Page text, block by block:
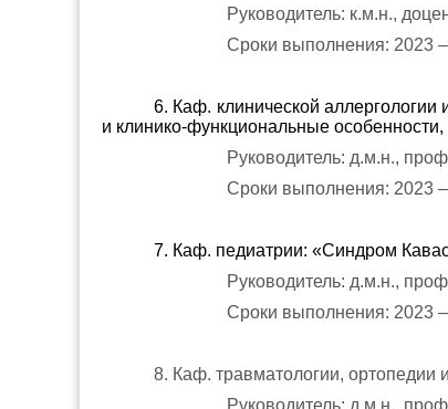
Руководитель: к.м.н.,
Сроки выполнения: 2023 –
6. Каф. клинической аллергологии
и клинико-функциональные
Руководитель: д.м.н.,
Сроки выполнения: 2023 –
7. Каф. педиатрии: «Синдром
Руководитель: д.м.н.,
Сроки выполнения: 2023 –
8. Каф. травматологии, ортопедии
Руководитель: д.м.н.,